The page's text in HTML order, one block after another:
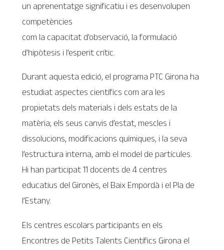
un aprenentatge significatiu i es desenvolupen
competències
com la capacitat d’observació, la formulació
d’hipòtesis i l’esperit crític.
Durant aquesta edició, el programa PTC Girona ha
estudiat aspectes científics com ara les
propietats dels materials i dels estats de la
matèria; els seus canvis d’estat, mescles i
dissolucions, modificacions químiques, i la seva
l’estructura interna, amb el model de partícules.
Hi han participat 11 docents de 4 centres
educatius del Gironès, el Baix Empordà i el Pla de
l’Estany.
Els centres escolars participants en els
Encontres de Petits Talents Científics Girona el